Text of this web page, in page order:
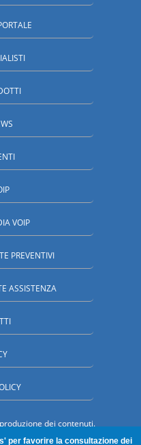
VOIP
PREVENTIVI
ASSISTENZA
dei contenuti.
Srl - Paderno Dugnano
per favorire la consultazione dei